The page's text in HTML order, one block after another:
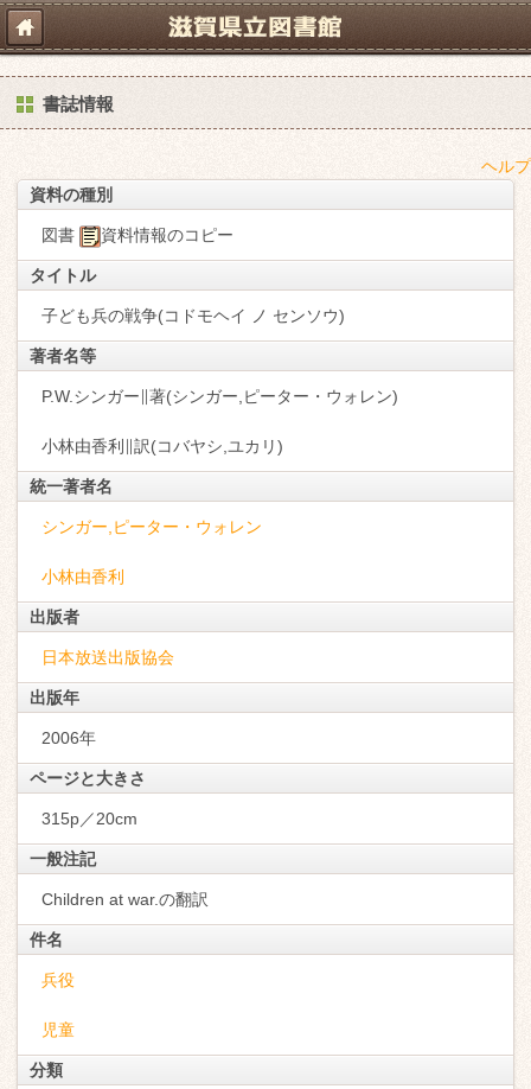
書誌情報
ヘルプ
資料の種別
図書 資料情報のコピー
タイトル
子ども兵の戦争(コドモヘイ ノ センソウ)
著者名等
P.W.シンガー∥著(シンガー,ピーター・ウォレン)
小林由香利∥訳(コバヤシ,ユカリ)
統一著者名
シンガー,ピーター・ウォレン
小林由香利
出版者
日本放送出版協会
出版年
2006年
ページと大きさ
315p／20cm
一般注記
Children at war.の翻訳
件名
兵役
児童
分類